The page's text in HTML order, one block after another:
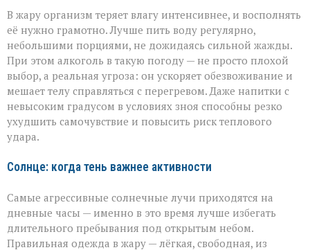
В жару организм теряет влагу интенсивнее, и восполнять
её нужно грамотно. Лучше пить воду регулярно,
небольшими порциями, не дожидаясь сильной жажды.
При этом алкоголь в такую погоду — не просто плохой
выбор, а реальная угроза: он ускоряет обезвоживание и
мешает телу справляться с перегревом. Даже напитки с
невысоким градусом в условиях зноя способны резко
ухудшить самочувствие и повысить риск теплового
удара.
Солнце: когда тень важнее активности
Самые агрессивные солнечные лучи приходятся на
дневные часы — именно в это время лучше избегать
длительного пребывания под открытым небом.
Правильная одежда в жару — лёгкая, свободная, из